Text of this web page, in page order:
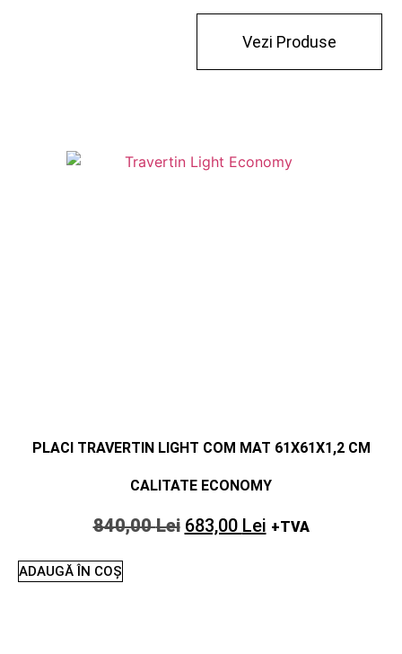
Vezi Produse
PLACI TRAVERTIN LIGHT COM MAT 61X61X1,2 CM
CALITATE ECONOMY
840,00Lei 683,00 Lei +TVA
ADAUGĂ ÎN COȘ